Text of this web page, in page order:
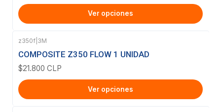
Ver opciones
z350f 3M
COMPOSITE Z350 FLOW 1 UNIDAD
$21.800 CLP
Ver opciones